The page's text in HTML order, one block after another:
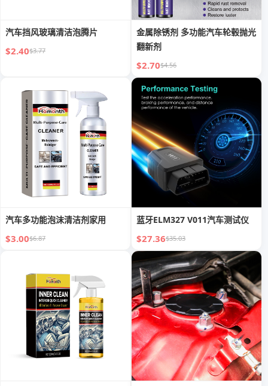
汽车挡风玻璃清洁泡腾片
$2.40$3.77
金属除锈剂 多功能汽车轮毂抛光
翻新剂
$2.70$4.56
汽车多功能泡沫清洁剂家用
$3.00$6.87
蓝牙ELM327 V011汽车测试仪
$27.36$35.03